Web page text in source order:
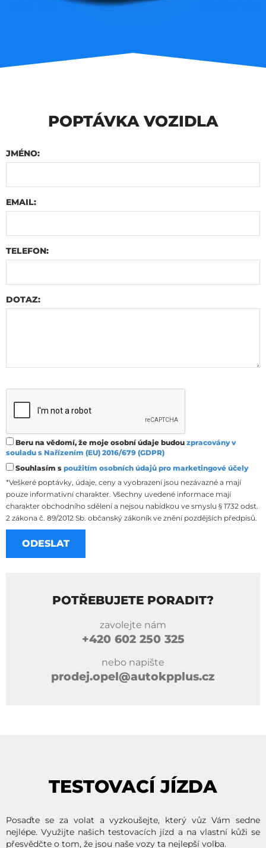
POPTÁVKA VOZIDLA
JMÉNO:
EMAIL:
TELEFON:
DOTAZ:
Beru na vědomí, že moje osobní údaje budou zpracovány v
souladu s Nařízením (EU) 2016/679 (GDPR)
Souhlasím s použitím osobních údajů pro marketingové účely
*Veškeré poptávky, údaje, ceny a vyobrazení jsou nezávazné a mají
pouze informativní charakter. Všechny uvedené informace mají
charakter obchodního sdělení a nejsou nabídkou ve smyslu § 1732 odst.
2 zákona č. 89/2012 Sb. občanský zákoník ve znění pozdějších předpisů.
POTŘEBUJETE PORADIT?
zavolejte nám
+420602 250 325
nebo napište
prodej.opel@autokpplus.cz
TESTOVACÍ JÍZDA
Posaďte se za volat a vyzkoušejte, který vůz Vám sedne
nejlépe. Využijte našich testovacích jízd a na vlastní kůži se
přesvědčte o tom, že jsou naše vozy ta nejlepší volba.